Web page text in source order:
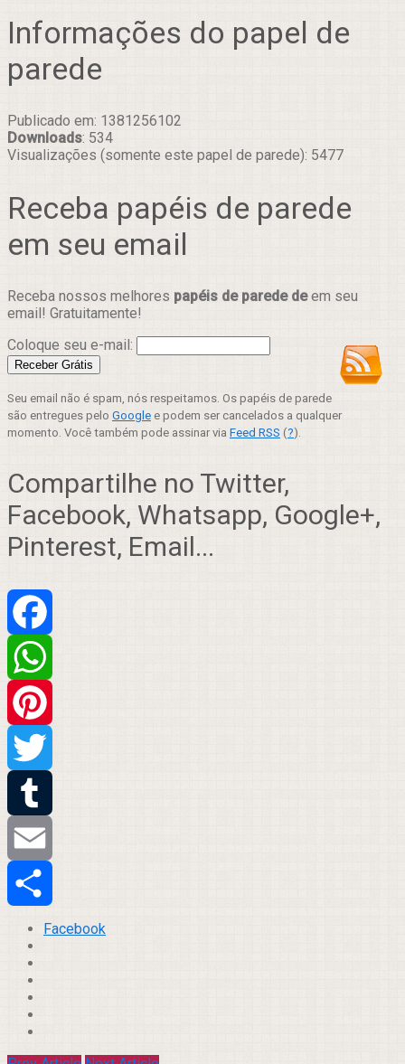
Informações do papel de
parede
Publicado em: 1381256102
Downloads: 534
Visualizações (somente este papel de parede): 5477
Receba papéis de parede
em seu email
Receba nossos melhores papéis de parede deem seu
email! Gratuitamente!
Coloque seu e-mail:
Seu email não é spam, nós respeitamos. Os papéis de parede
são entregues pelo Google e podem ser cancelados a qualquer
momento. Você também pode assinar via Feed RSS (?).
Compartilhe no Twitter,
Facebook, Whatsapp, Google+,
Pinterest, Email...
Facebook
WhatsApp
Pinterest
Twitter
Tumblr
Email
Compartilhar
Facebook